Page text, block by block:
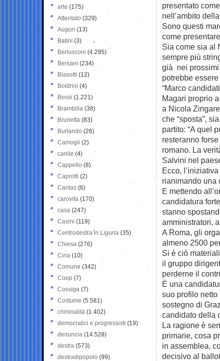
presentato
nell’ambito
Sono questi
come
Sia come sia al
sempre più
già nei prossimi
potrebbe
“Marco
Magari proprio
a Nicola
che “sposta”,
partito: “A quel
resteranno
romano. La
Salvini nel
Ecco,
rianimando una
E mettendo
candidatura
stanno
amministratori,
A Roma, gli
almeno 2500
Si è ciò
il gruppo
perderne il
È una
suo profilo
sostegno di
candidato della
La ragione è
primarie, cosa
in assemblea,
decisivo al
arte (175)
Attentato (329)
Auguri (13)
Batini (3)
Berlusconi (4.295)
Bersani (234)
Biasotti (12)
Boldrini (4)
Bossi (1.221)
Brambilla (38)
Brunetta (83)
Burlando (26)
Camogli (2)
canile (4)
Cappello (8)
Caprotti (2)
Caritas (6)
carovita (170)
casa (247)
Casini (119)
Centrodestra in Liguria (35)
Chiesa (276)
Cina (10)
Comune (342)
Coop (7)
Cossiga (7)
Costume (5.581)
criminalità (1.402)
democratici e progressisti (19)
denuncia (14.528)
destra (573)
destradipopolo (99)